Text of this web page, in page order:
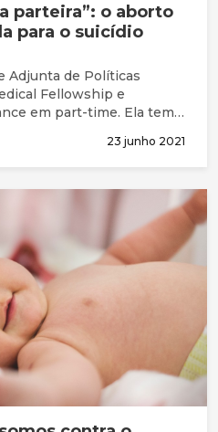
parteira”: o aborto
para o suicídio
Adjunta de Políticas
Fellowship e
em part-time. Ela tem
que sustentam os
23 junho 2021